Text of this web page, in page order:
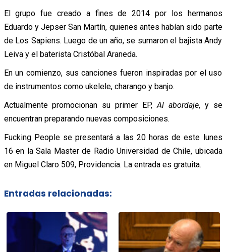
El grupo fue creado a fines de 2014 por los hermanos
Eduardo y Jepser San Martín, quienes antes habían sido parte
de Los Sapiens. Luego de un año, se sumaron el bajista Andy
Leiva y el baterista Cristóbal Araneda.
En un comienzo, sus canciones fueron inspiradas por el uso
de instrumentos como ukelele, charango y banjo.
Actualmente promocionan su primer EP, Al abordaje, y se
encuentran preparando nuevas composiciones.
Fucking People se presentará a las 20 horas de este lunes
16 en la Sala Master de Radio Universidad de Chile, ubicada
en Miguel Claro 509, Providencia. La entrada es gratuita.
Entradas relacionadas: